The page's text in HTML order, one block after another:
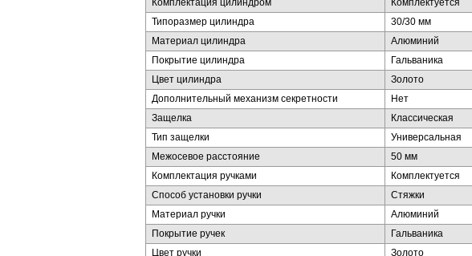
Комплектация цилиндром
Комплектуется
Типоразмер цилиндра
30/30 мм
Материал цилиндра
Алюминий
Покрытие цилиндра
Гальваника
Цвет цилиндра
Золото
Дополнительный механизм секретности
Нет
Защелка
Классическая
Тип защелки
Универсальная
Межосевое расстояние
50 мм
Комплектация ручками
Комплектуется
Способ установки ручки
Стяжки
Материал ручки
Алюминий
Покрытие ручек
Гальваника
Цвет ручки
Золото